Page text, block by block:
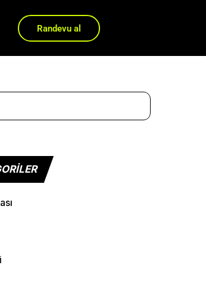
Randevu al